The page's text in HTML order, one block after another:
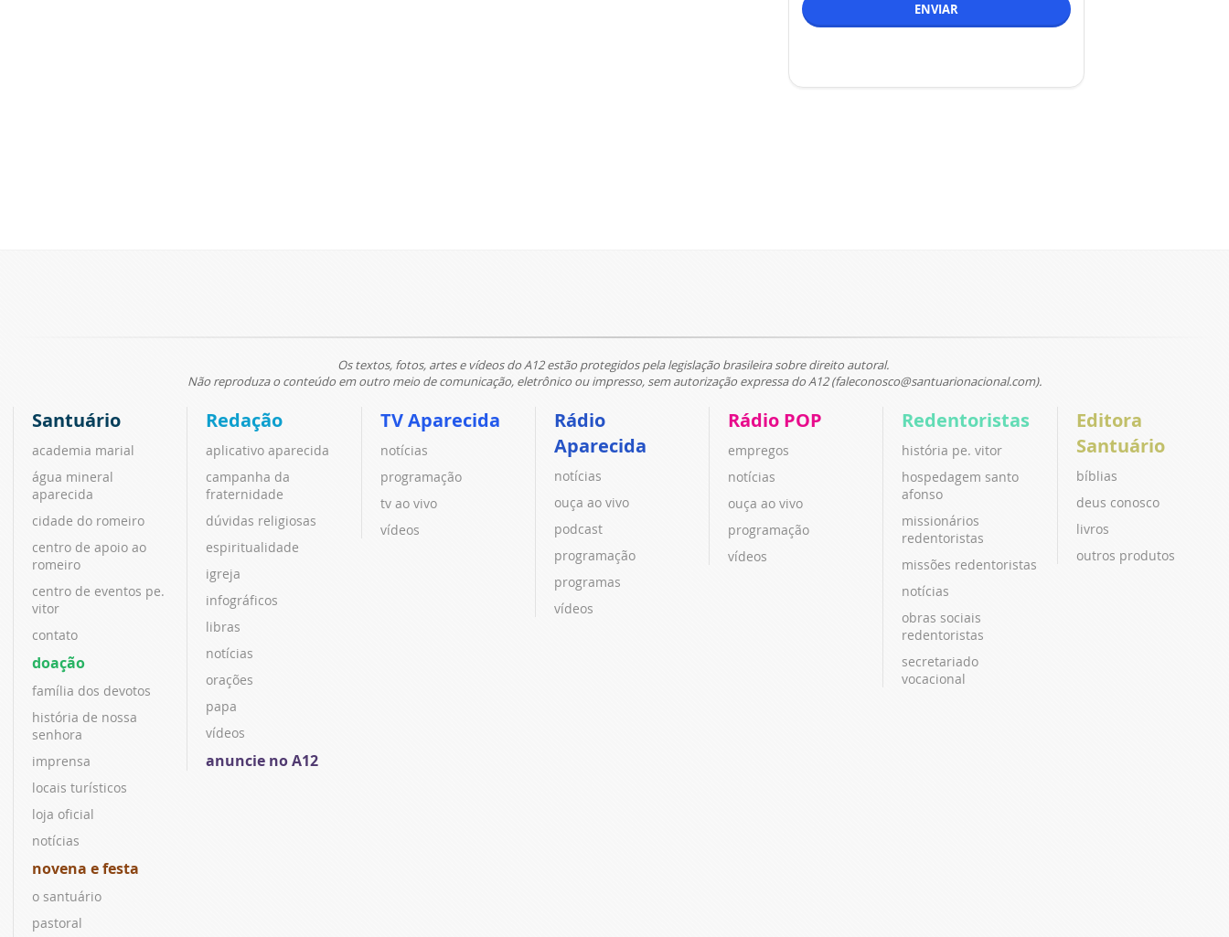
ENVIAR
Os textos, fotos, artes e vídeos do A12 estão protegidos pela legislação brasileira sobre direito autoral.
Não reproduza o conteúdo em outro meio de comunicação, eletrônico ou impresso, sem autorização expressa do A12 (faleconosco@santuarionacional.com).
Santuário
academia marial
água mineral
aparecida
cidade do romeiro
centro de apoio ao
romeiro
centro de eventos pe.
vitor
contato
doação
família dos devotos
história de nossa
senhora
imprensa
locais turísticos
loja oficial
notícias
novena e festa
o santuário
pastoral
Redação
aplicativo aparecida
campanha da
fraternidade
dúvidas religiosas
espiritualidade
igreja
infográficos
libras
notícias
orações
papa
vídeos
anuncie no A12
TV Aparecida
notícias
programação
tv ao vivo
vídeos
Rádio
Aparecida
notícias
ouça ao vivo
podcast
programação
programas
vídeos
Rádio POP
empregos
notícias
ouça ao vivo
programação
vídeos
Redentoristas
história pe. vitor
hospedagem santo
afonso
missionários
redentoristas
missões redentoristas
notícias
obras sociais
redentoristas
secretariado
vocacional
Editora
Santuário
bíblias
deus conosco
livros
outros produtos